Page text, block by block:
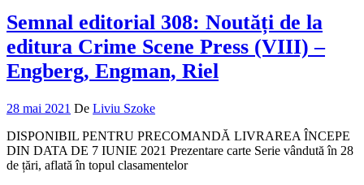
Semnal editorial 308: Noutăți de la
editura Crime Scene Press (VIII) –
Engberg, Engman, Riel
28 mai 2021 De Liviu Szoke
DISPONIBIL PENTRU PRECOMANDĂ LIVRAREA ÎNCEPE
DIN DATA DE 7 IUNIE 2021 Prezentare carte Serie vândută în 28
de țări, aflată în topul clasamentelor